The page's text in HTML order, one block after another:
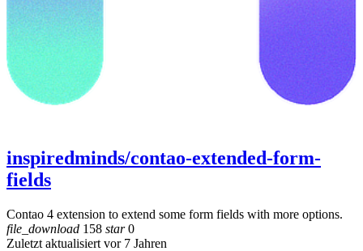
inspiredminds/contao-extended-form-
fields
Contao 4 extension to extend some form fields with more options.
file_download 158 star0
Zuletzt aktualisiert vor 7 Jahren